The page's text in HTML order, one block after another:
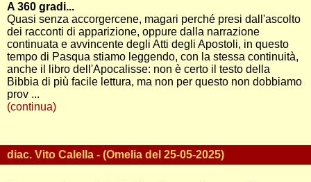
A 360 gradi...
Quasi senza accorgercene, magari perché presi dall'ascolto
dei racconti di apparizione, oppure dalla narrazione
continuata e avvincente degli Atti degli Apostoli, in questo
tempo di Pasqua stiamo leggendo, con la stessa continuità,
anche il libro dell'Apocalisse: non è certo il testo della
Bibbia di più facile lettura, ma non per questo non dobbiamo
prov ...
(continua)
diac. Vito Calella - (Omelia del 25-05-2025)